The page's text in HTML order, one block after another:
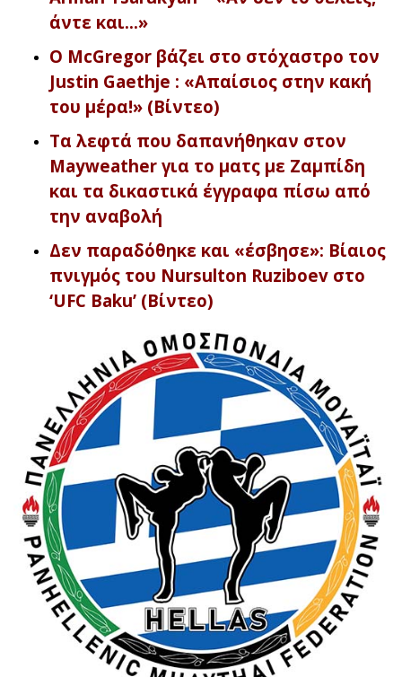
άντε και…»
Ο McGregor βάζει στο στόχαστρο τον
Justin Gaethje : «Απαίσιος στην κακή
του μέρα!» (Βίντεο)
Τα λεφτά που δαπανήθηκαν στον
Mayweather για το ματς με Ζαμπίδη
και τα δικαστικά έγγραφα πίσω από
την αναβολή
Δεν παραδόθηκε και «έσβησε»: Βίαιος
πνιγμός του Nursulton Ruziboev στο
‘UFC Baku’ (Βίντεο)